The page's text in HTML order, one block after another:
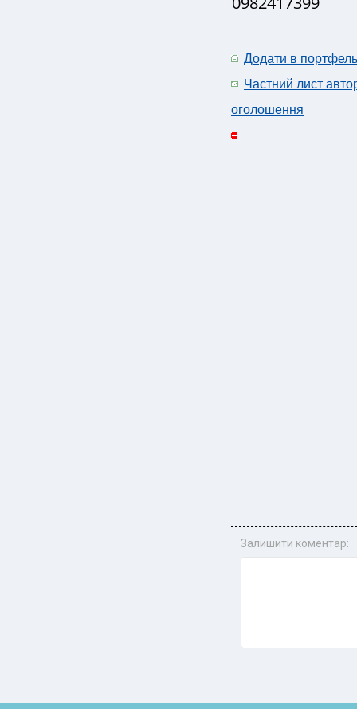
Додати в портфель
Частний лист
оголошення
Залишити коментар: